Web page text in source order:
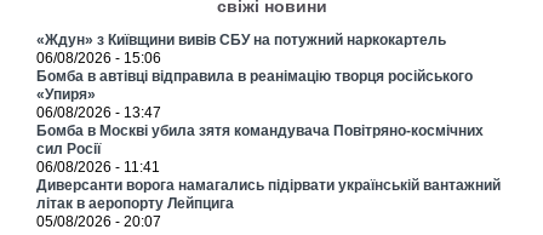
свіжі новини
«Ждун» з Київщини вивів СБУ на потужний наркокартель
06/08/2026 - 15:06
Бомба в автівці відправила в реанімацію творця російського
«Упиря»
06/08/2026 - 13:47
Бомба в Москві убила зятя командувача Повітряно-космічних
сил Росії
06/08/2026 - 11:41
Диверсанти ворога намагались підірвати українській вантажний
літак в аеропорту Лейпцига
05/08/2026 - 20:07